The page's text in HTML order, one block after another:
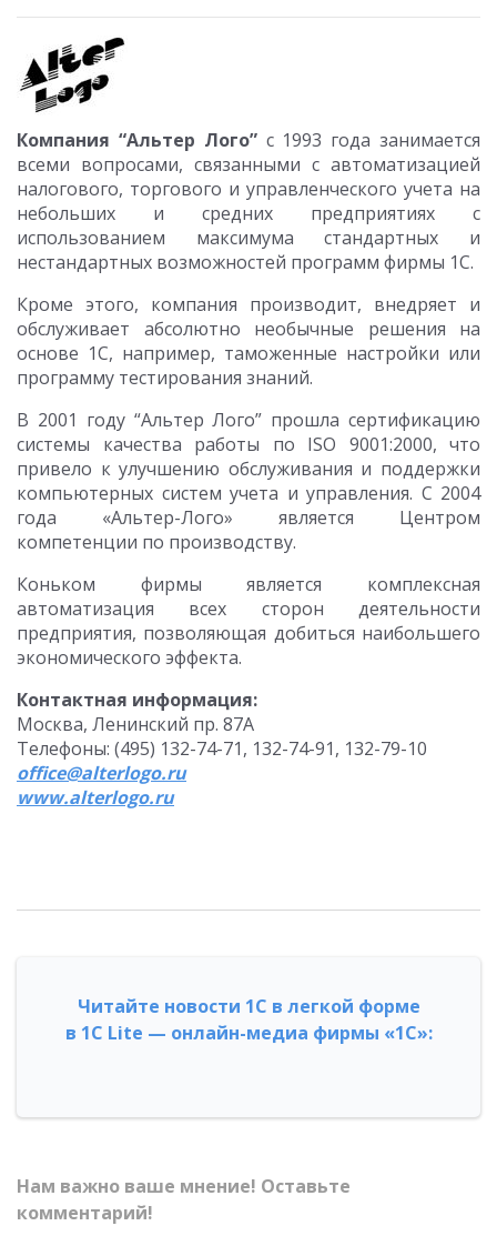
Компания “Альтер Лого”с 1993 года занимается
всеми вопросами, связанными с автоматизацией
налогового, торгового и управленческого учета на
небольших и средних предприятиях с
использованием максимума стандартных и
нестандартных возможностей программ фирмы 1С.
Кроме этого, компания производит, внедряет и
обслуживает абсолютно необычные решения на
основе 1С, например, таможенные настройки или
программу тестирования знаний.
В 2001 году “Альтер Лого” прошла сертификацию
системы качества работы по ISO 9001:2000, что
привело к улучшению обслуживания и поддержки
компьютерных систем учета и управления. С 2004
года «Альтер-Лого» является Центром
компетенции по производству.
Коньком фирмы является комплексная
автоматизация всех сторон деятельности
предприятия, позволяющая добиться наибольшего
экономического эффекта.
Контактная информация:
Москва, Ленинский пр. 87А
Телефоны: (495) 132-74-71, 132-74-91, 132-79-10
office@alterlogo.ru
www.alterlogo.ru
Читайте новости 1С в легкой форме
в 1С Lite — онлайн-медиа фирмы «1С»:
Нам важно ваше мнение! Оставьте
комментарий!